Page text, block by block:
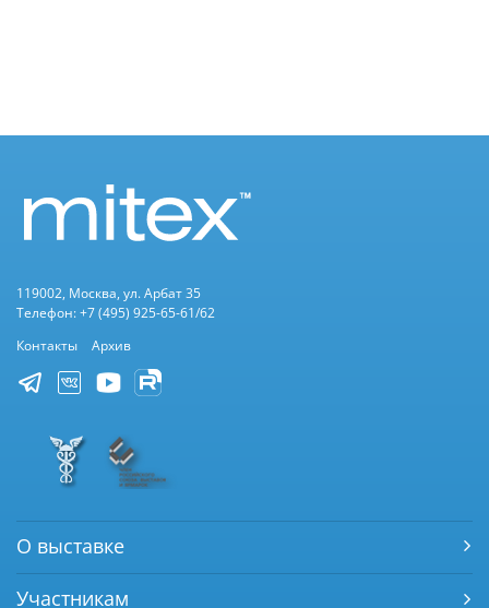
119002, Москва, ул. Арбат 35
Телефон: +7 (495) 925-65-61/62
Контакты
Архив
О выставке
Участникам